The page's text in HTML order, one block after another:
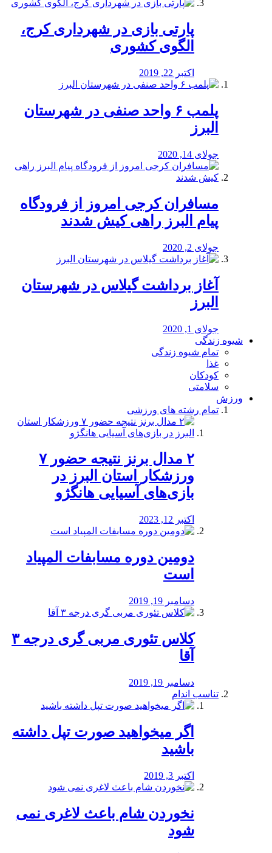
پارتی بازی در شهرداری کرج،
الگوی کشوری
اکتبر 22, 2019
پلمب ۶ واحد صنفی در شهرستان
البرز
جولای 14, 2020
مسافران کرجی امروز از فرودگاه
پیام البرز راهی کیش شدند
جولای 2, 2020
آغاز برداشت گیلاس در شهرستان
البرز
جولای 1, 2020
شیوه زندگی
تمام شیوه زندگی
غذا
کودکان
سلامتی
ورزش
تمام رشته های ورزشی
۲ مدال برنز نتیجه حضور ۷
ورزشکار استان البرز در
بازی‌های آسیایی هانگژو
اکتبر 12, 2023
دومین دوره مسابفات المپیاد
است
دسامبر 19, 2019
کلاس تئوری مربی گری درجه ۳
آقا
دسامبر 19, 2019
تناسب اندام
اگر میخواهید صورت تپل داشته
باشید
اکتبر 3, 2019
نخوردن شام باعث لاغری نمی
‌شود